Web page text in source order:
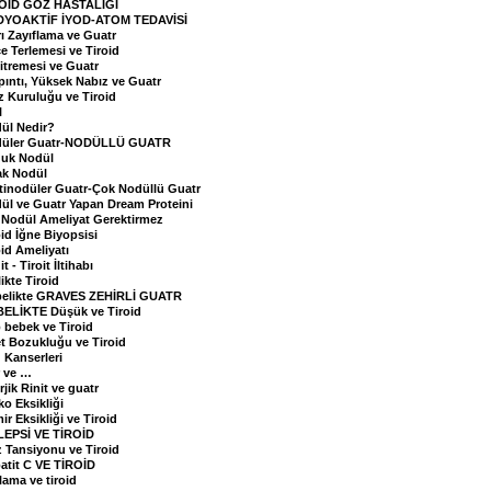
GÖZ HASTALIĞI
İYOD-ATOM TEDAVİSİ
Zayıflama ve Guatr
Terlemesi ve Tiroid
ve Guatr
Yüksek Nabız ve Guatr
Kuruluğu ve Tiroid
Nedir?
Guatr-NODÜLLÜ GUATR
Nodül
Nodül
Guatr-Çok Nodüllü Guatr
ve Guatr Yapan Dream Proteini
Nodül Ameliyat Gerektirmez
İğne Biyopsisi
Ameliyatı
- Tiroit İltihabı
Tiroid
GRAVES ZEHİRLİ GUATR
Düşük ve Tiroid
bebek ve Tiroid
Bozukluğu ve Tiroid
Kanserleri
ve …
Rinit ve guatr
Eksikliği
Eksikliği ve Tiroid
VE TİROİD
Tansiyonu ve Tiroid
C VE TİROİD
ve tiroid